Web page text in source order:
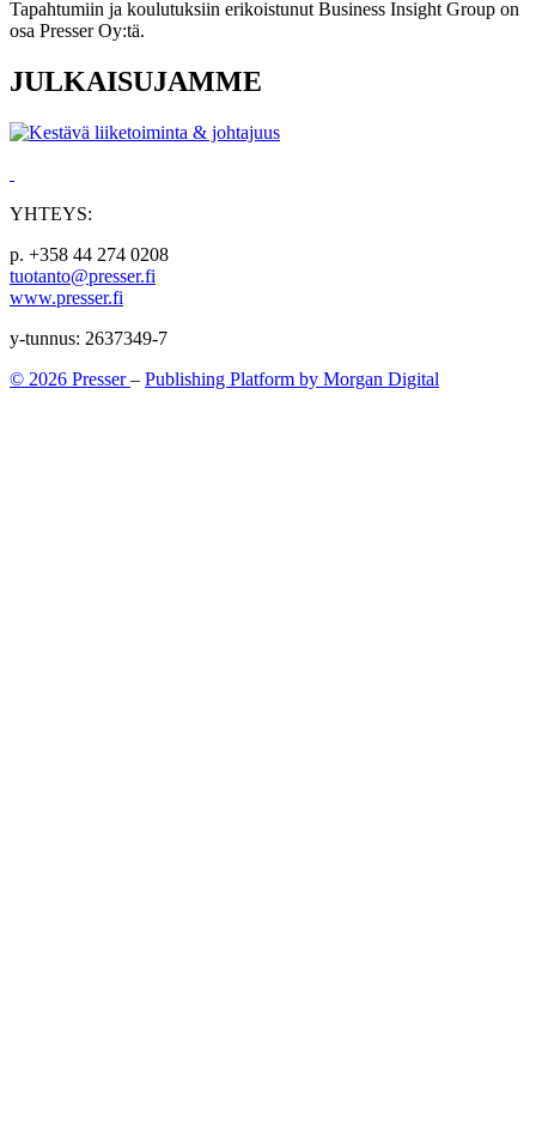
Tapahtumiin ja koulutuksiin erikoistunut Business Insight Group on
osa Presser Oy:tä.
JULKAISUJAMME
YHTEYS:
p. +358 44 274 0208
tuotanto@presser.fi
www.presser.fi
y-tunnus: 2637349-7
© 2026 Presser– Publishing Platform by Morgan Digital